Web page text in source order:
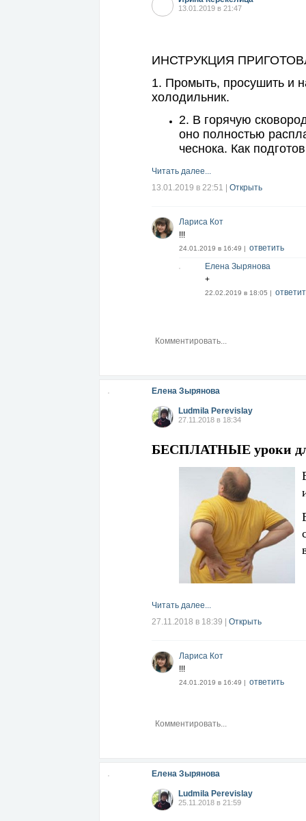
13.01.2019 в 21:47
ИНСТРУКЦИЯ
1. Промыть, просушить и
холодильник.
2. В горячую
оно полностью
чеснока. Как
Читать далее...
13.01.2019 в 22:51
Открыть
Лариса Кот
!!!
24.01.2019 в 16:49 | ответить
Елена Зырянова
+
22.02.2019 в 18:05 |
Елена Зырянова
Ludmila Perevislay
27.11.2018 в 18:34
БЕСПЛАТНЫЕ уроки
Читать далее...
27.11.2018 в 18:39
Открыть
Лариса Кот
!!!
24.01.2019 в 16:49 | ответить
Елена Зырянова
Ludmila Perevislay
25.11.2018 в 21:59